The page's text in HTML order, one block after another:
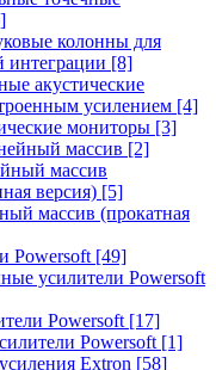
колонны для
интеграции [8]
акустические
усилением [4]
мониторы [3]
массив [2]
массив
версия) [5]
массив (прокатная
Powersoft [49]
усилители Powersoft
Powersoft [17]
Powersoft [1]
Extron [58]